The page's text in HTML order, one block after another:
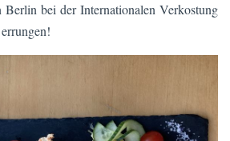
bei der Internationalen Verkostung